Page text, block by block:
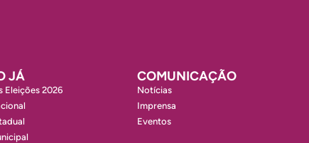
JÁ
Eleições 2026
COMUNICAÇÃO
Notícias
Imprensa
Eventos